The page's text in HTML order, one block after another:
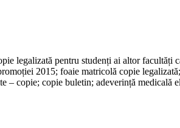
legalizată pentru studenți ai altor facultăți
2015; foaie matricolă copie
– copie; copie buletin; adeverință